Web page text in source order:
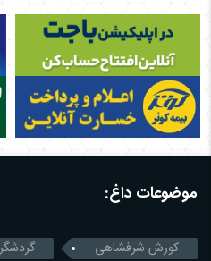
موضوعات داغ:
کورش شرفشاهی